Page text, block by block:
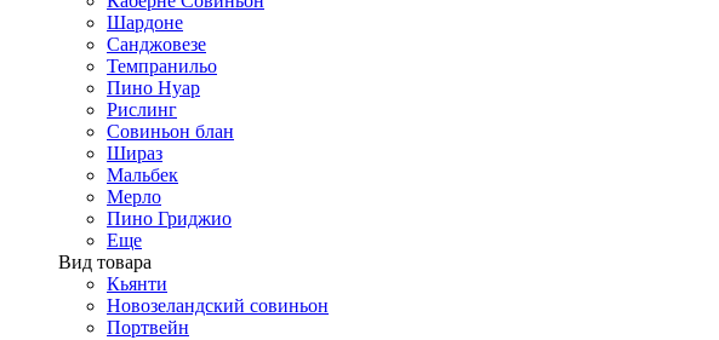
Шардоне
Санджовезе
Темпранильо
Пино Нуар
Рислинг
Совиньон блан
Шираз
Мальбек
Мерло
Пино Гриджио
Еще
Вид товара
Кьянти
Новозеландский совиньон
Портвейн